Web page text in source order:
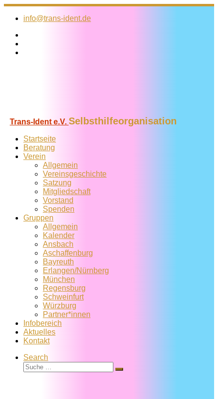
Zum
Inhalt
info@trans-ident.de
Trans-Ident e.V. Selbsthilfeorganisation
Startseite
Beratung
Verein
Allgemein
Vereins­geschichte
Satzung
Mitglied­schaft
Vorstand
Spenden
Gruppen
Allgemein
Kalender
Ansbach
Aschaffenburg
Bayreuth
Erlangen/Nürnberg
München
Regensburg
Schweinfurt
Würzburg
Partner*innen
Infobereich
Aktuelles
Kontakt
Search
Suche
Suche